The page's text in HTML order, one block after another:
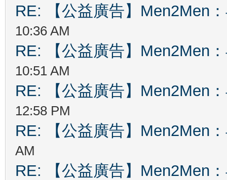
RE: 【公益廣告】Men2Men
10:36 AM
RE: 【公益廣告】Men2Men
10:51 AM
RE: 【公益廣告】Men2Men
12:58 PM
RE: 【公益廣告】Men2Men
AM
RE: 【公益廣告】Men2Men